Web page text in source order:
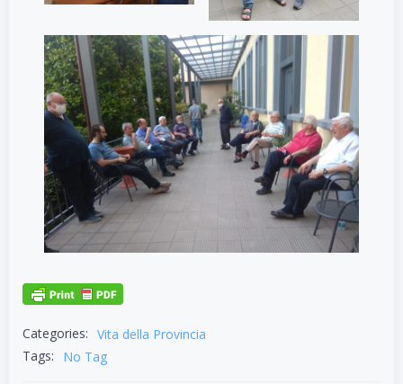
Categories: Vita della Provincia
Tags:
No Tag